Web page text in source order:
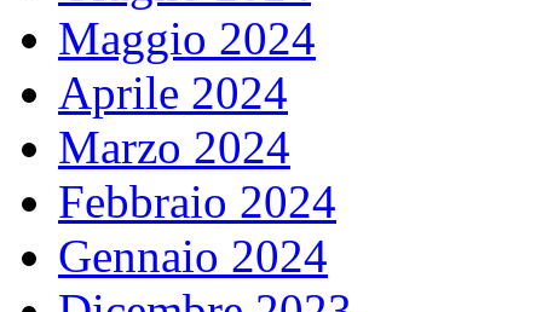
Maggio 2024
Aprile 2024
Marzo 2024
Febbraio 2024
Gennaio 2024